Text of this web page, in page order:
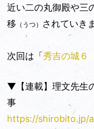
近い二の丸御殿や三
移 （うつ） されていき
次回は「 秀吉の城６
▼【連載】理文先生
事
https://shirobito.jp/